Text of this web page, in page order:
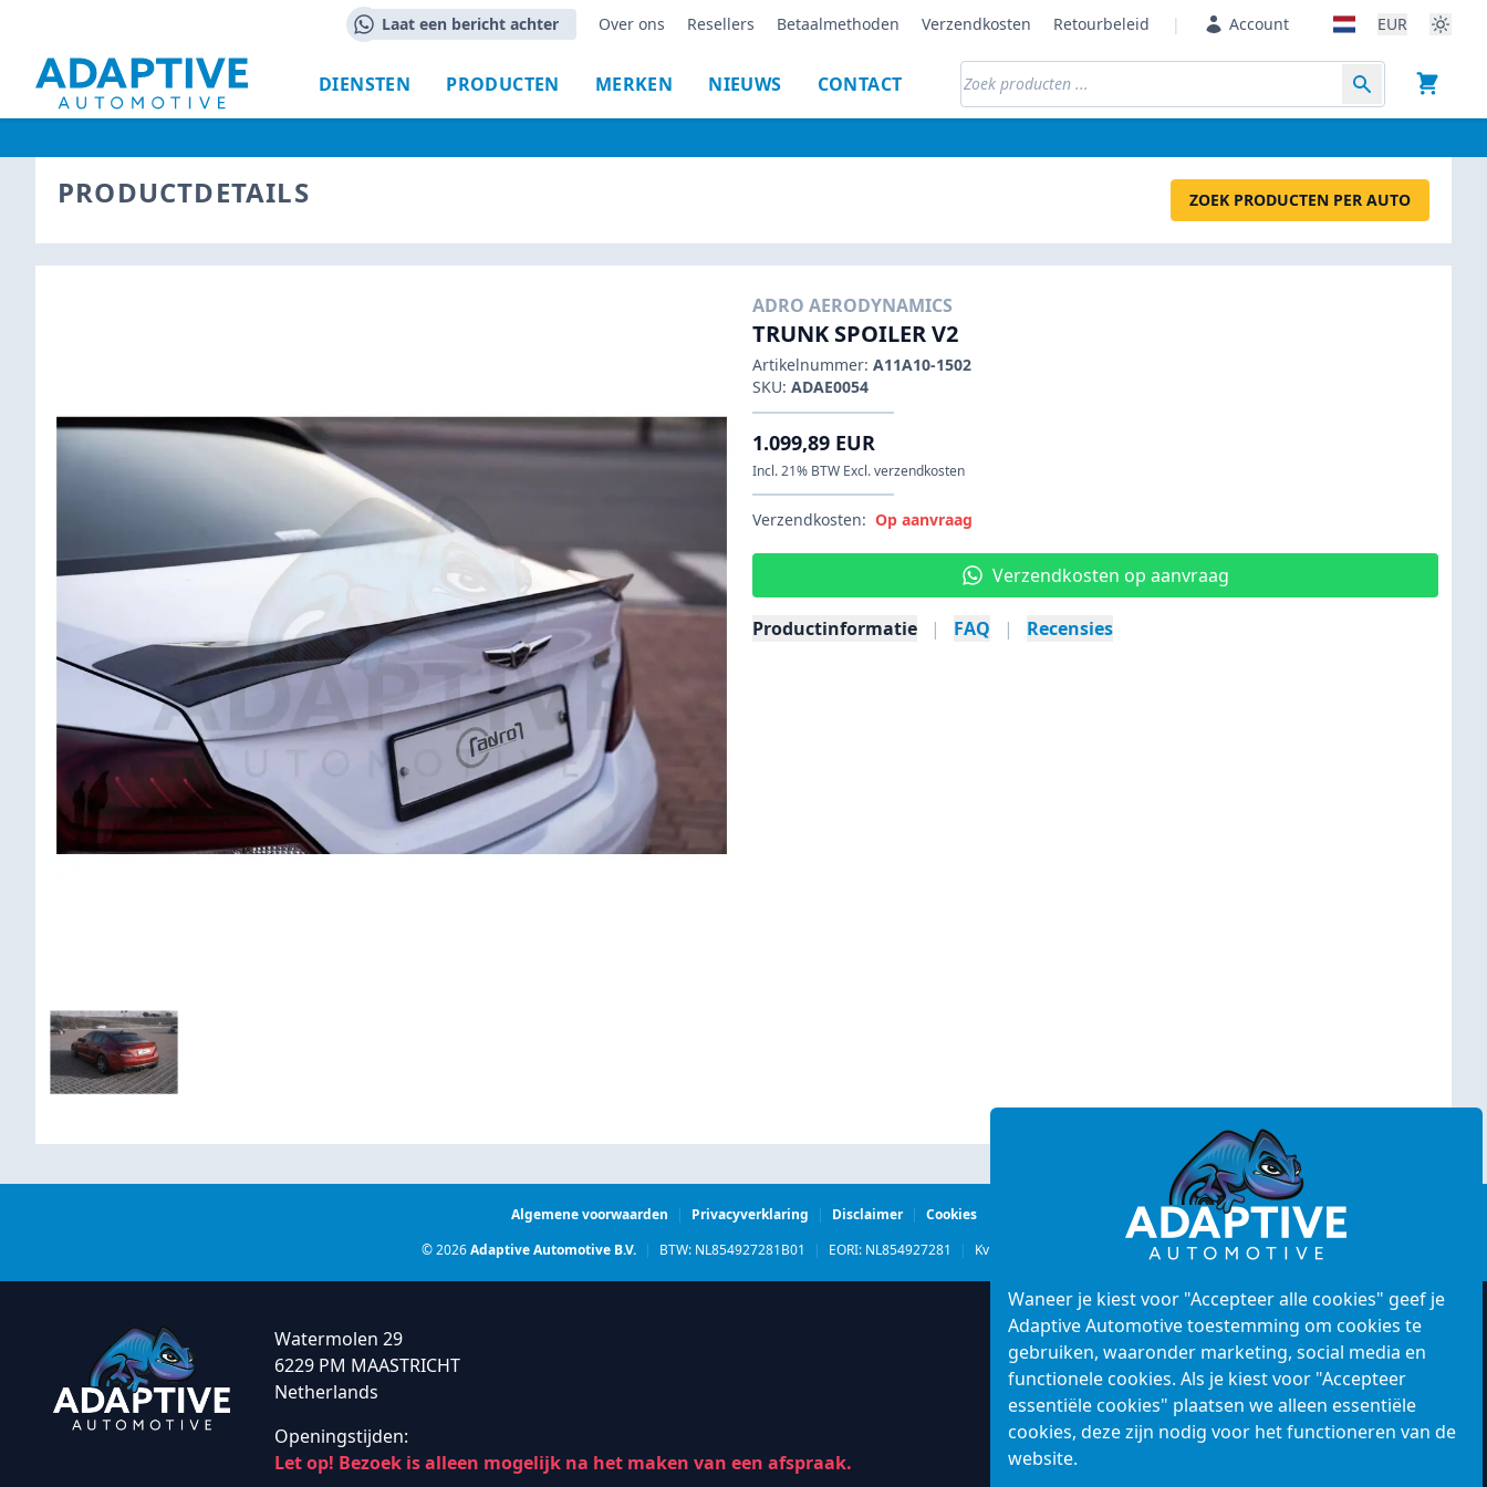
Waneer je kiest voor "Accepteer alle cookies" geef je
Adaptive Automotive toestemming om cookies te
gebruiken, waaronder marketing, social media en
functionele cookies. Als je kiest voor "Accepteer
essentiële cookies" plaatsen we alleen essentiële
cookies, deze zijn nodig voor het functioneren van de
website.
Laat een bericht achter Over ons Resellers Betaalmethoden Verzendkosten Retourbeleid | Account EUR
DIENSTEN PRODUCTEN MERKEN NIEUWS CONTACT
PRODUCTDETAILS ZOEK PRODUCTEN PER AUTO
ADRO AERODYNAMICS
TRUNK SPOILER V2
Artikelnummer: A11A10-1502
SKU: ADAE0054
1.099,89 EUR
Incl. 21% BTW Excl. verzendkosten
Verzendkosten: Op aanvraag
Verzendkosten op aanvraag
Productinformatie | FAQ | Recensies
Algemene voorwaarden | Privacyverklaring | Disclaimer | Cookies
© 2026Adaptive Automotive B.V. | BTW: NL854927281B01 | EORI: NL854927281 | KvK: 62709062
Watermolen 29
6229 PM MAASTRICHT
Netherlands
Openingstijden:
Let op! Bezoek is alleen mogelijk na het maken van een afspraak.